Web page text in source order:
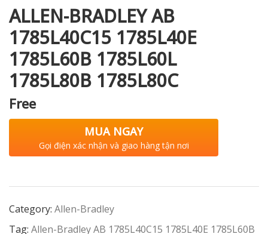
ALLEN-BRADLEY AB
1785L40C15 1785L40E
1785L60B 1785L60L
1785L80B 1785L80C
Free
MUA NGAY
Gọi điện xác nhận và giao hàng tận nơi
Category: Allen-Bradley
Tag: Allen-Bradley AB 1785L40C15 1785L40E 1785L60B